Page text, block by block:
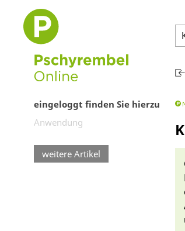
eingeloggt finden Sie hierzu
Anwendung
weitere Artikel